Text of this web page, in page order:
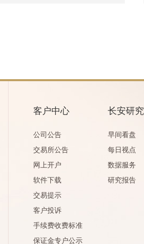
客户中心
公司公告
交易所公告
网上开户
软件下载
交易提示
客户投诉
手续费收费标准
保证金专户公示
长安研究
早间看盘
每日视点
数据服务
研究报告